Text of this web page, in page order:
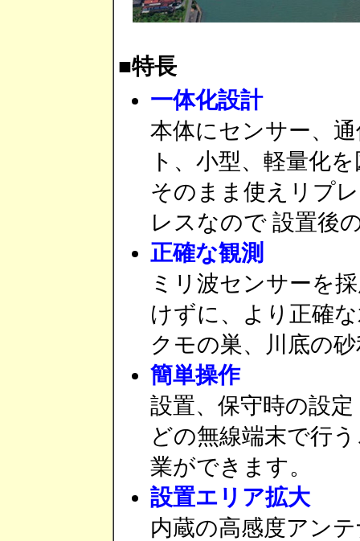
■特長
一体化設計
本体にセンサー、
ト、小型、軽量化
そのまま使えリプ
レスなので 設置後
正確な観測
ミリ波センサーを
けずに、より正確
クモの巣、川底の
簡単操作
設置、保守時の設
どの無線端末で行
業ができます。
設置エリア拡大
内蔵の高感度アン